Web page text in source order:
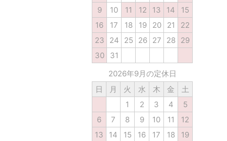
9
10 11 12 13 14
15
16
17 18 19 20 21
22
23
24 25 26 27 28
29
30
31
2026年9月の定休日
日
月 火 水 木 金
土
1
2 3 4
5
6
7 8 9 10 11
12
13
14 15 16 17 18
19